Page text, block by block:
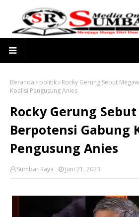
Beranda politik
Rocky Gerung Sebut
Koalisi Pengusung Anies
Rocky Gerung
Berpotensi Gabung
Pengusung Anies
Sumbar Raya Juni 21, 2023